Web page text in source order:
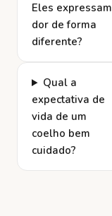
Eles expressam
dor de forma
diferente?
Qual a
expectativa de
vida de um
coelho bem
cuidado?